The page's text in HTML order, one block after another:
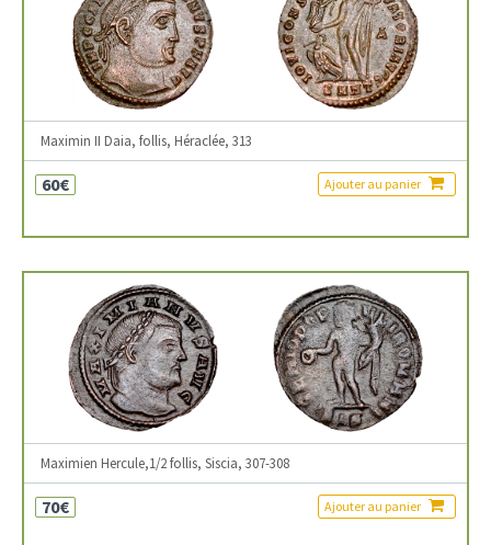
Maximin II Daia, follis, Héraclée, 313
60€ Ajouter au panier
Maximien Hercule,1/2 follis, Siscia, 307-308
70€ Ajouter au panier